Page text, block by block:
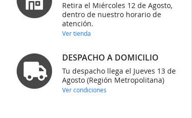
Retira el Miércoles 12 de Agosto,
dentro de nuestro horario de
atención.
Ver tienda
DESPACHO A DOMICILIO
Tu despacho llega el Jueves 13 de
Agosto (Región Metropolitana)
Ver condiciones